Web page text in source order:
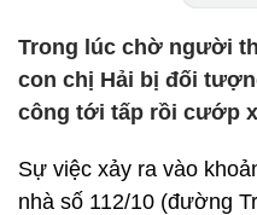
Trong lúc chờ người
con chị Hải bị đối
công tới tấp rồi cướp
Sự việc xảy ra vào
nhà số 112/10 (đường